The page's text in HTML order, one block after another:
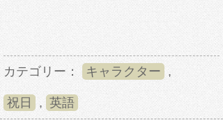
カテゴリー： キャラクター ,
祝日 , 英語